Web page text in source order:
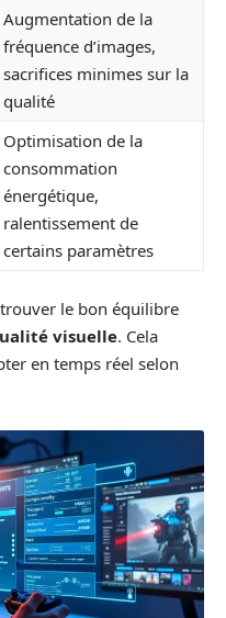
Augmentation de la
fréquence d’images,
sacrifices minimes sur la
qualité
Optimisation de la
consommation
énergétique,
ralentissement de
certains paramètres
le bon équilibre
visuelle. Cela
en temps réel selon